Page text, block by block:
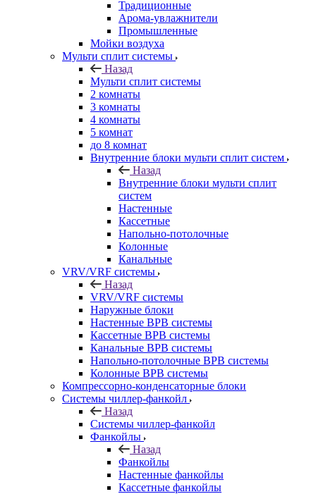
Традиционные
Арома-увлажнители
Промышленные
Мойки воздуха
Мульти сплит системы
Назад
Мульти сплит системы
2 комнаты
3 комнаты
4 комнаты
5 комнат
до 8 комнат
Внутренние блоки мульти сплит систем
Назад
Внутренние блоки мульти сплит
систем
Настенные
Кассетные
Напольно-потолочные
Колонные
Канальные
VRV/VRF системы
Назад
VRV/VRF системы
Наружные блоки
Настенные ВРВ системы
Кассетные ВРВ системы
Канальные ВРВ системы
Напольно-потолочные ВРВ системы
Колонные ВРВ системы
Компрессорно-конденсаторные блоки
Системы чиллер-фанкойл
Назад
Системы чиллер-фанкойл
Фанкойлы
Назад
Фанкойлы
Настенные фанкойлы
Кассетные фанкойлы